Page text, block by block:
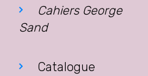
Cahiers George
Sand
Catalogue